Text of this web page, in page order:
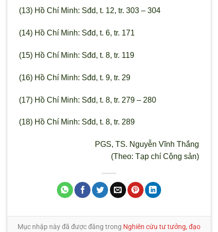
(13) Hồ Chí Minh: Sđd, t. 12, tr. 303 – 304
(14) Hồ Chí Minh: Sđd, t. 6, tr. 171
(15) Hồ Chí Minh: Sđd, t. 8, tr. 119
(16) Hồ Chí Minh: Sđd, t. 9, tr. 29
(17) Hồ Chí Minh: Sđd, t. 8, tr. 279 – 280
(18) Hồ Chí Minh: Sđd, t. 8, tr. 289
PGS, TS. Nguyễn Vĩnh Thắng
(Theo: Tạp chí Cộng sản)
Mục nhập này đã được đăng trong Nghiên cứu tư tưởng, đạo